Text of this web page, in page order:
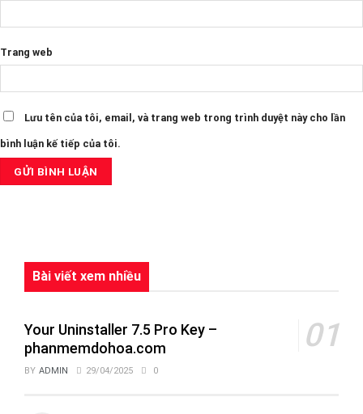
Trang web
Lưu tên của tôi, email, và trang web trong trình duyệt này cho lần
bình luận kế tiếp của tôi.
Bài viết xem nhiều
Your Uninstaller 7.5 Pro Key –
phanmemdohoa.com
BY ADMIN 29/04/2025 0